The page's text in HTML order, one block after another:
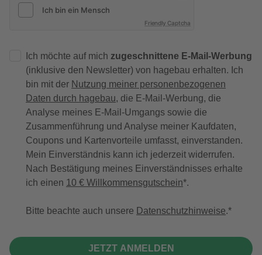
Friendly Captcha
Ich möchte auf mich zugeschnittene E-Mail-Werbung
(inklusive den Newsletter) von hagebau erhalten. Ich
bin mit der Nutzung meiner personenbezogenen
Daten durch hagebau, die E-Mail-Werbung, die
Analyse meines E-Mail-Umgangs sowie die
Zusammenführung und Analyse meiner Kaufdaten,
Coupons und Kartenvorteile umfasst, einverstanden.
Mein Einverständnis kann ich jederzeit widerrufen.
Nach Bestätigung meines Einverständnisses erhalte
ich einen 10 € Willkommensgutschein*.
Bitte beachte auch unsere Datenschutzhinweise.
JETZT ANMELDEN